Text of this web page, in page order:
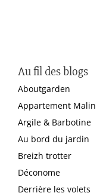
Au fil des blogs
Aboutgarden
Appartement Malin
Argile & Barbotine
Au bord du jardin
Breizh trotter
Déconome
Derrière les volets